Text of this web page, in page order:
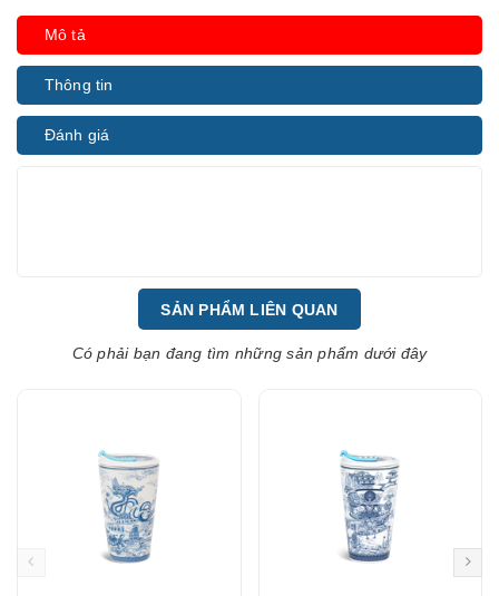
Mô tả
Thông tin
Đánh giá
SẢN PHẨM LIÊN QUAN
Có phải bạn đang tìm những sản phẩm dưới đây